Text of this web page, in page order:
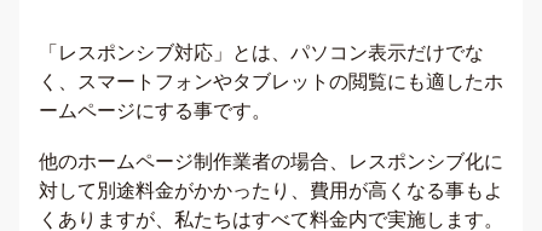
「レスポンシブ対応」とは、パソコン表示だけでな
く、スマートフォンやタブレットの閲覧にも適したホ
ームページにする事です。
他のホームページ制作業者の場合、レスポンシブ化に
対して別途料金がかかったり、費用が高くなる事もよ
くありますが、私たちはすべて料金内で実施します。